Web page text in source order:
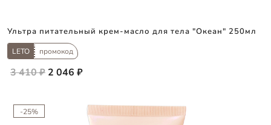
Ультра питательный крем-масло для тела "Океан" 250мл
LETO промокод
3 410 ₽ 2 046 ₽
-25%